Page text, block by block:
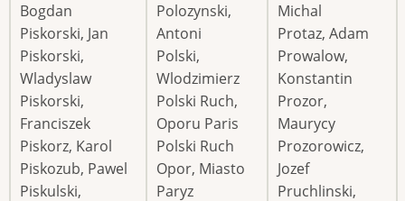
Bogdan
Piskorski, Jan
Piskorski,
Wladyslaw
Piskorski,
Franciszek
Piskorz, Karol
Piskozub, Pawel
Piskulski,
Polozynski,
Antoni
Polski,
Wlodzimierz
Polski Ruch,
Oporu Paris
Polski Ruch
Opor, Miasto
Paryz
Michal
Protaz, Adam
Prowalow,
Konstantin
Prozor,
Maurycy
Prozorowicz,
Jozef
Pruchlinski,